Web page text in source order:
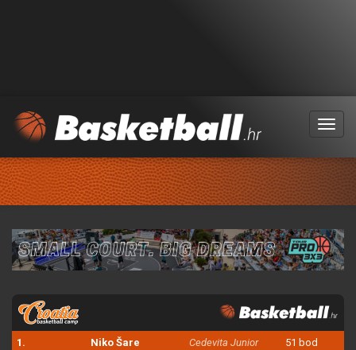
Menu
1. Niko Šare Cedevita Junior 51 bod